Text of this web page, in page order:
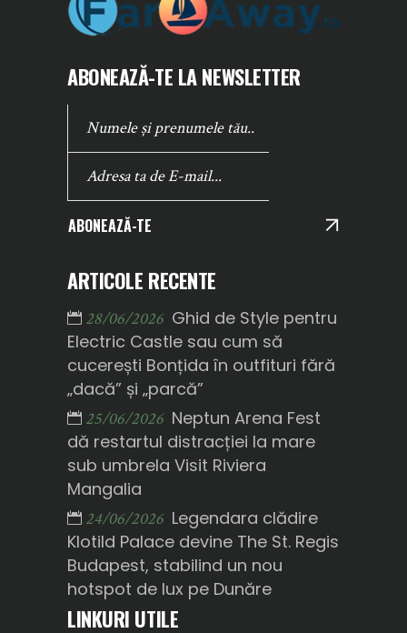
ABONEAZĂ-TE LA NEWSLETTER
ABONEAZĂ-TE
ARTICOLE RECENTE
28/06/2026 Ghid de Style pentru
Electric Castle sau cum să
cucerești Bonțida în outfituri fără
„dacă” și „parcă”
25/06/2026 Neptun Arena Fest
dă restartul distracției la mare
sub umbrela Visit Riviera
Mangalia
24/06/2026 Legendara clădire
Klotild Palace devine The St. Regis
Budapest, stabilind un nou
hotspot de lux pe Dunăre
LINKURI UTILE